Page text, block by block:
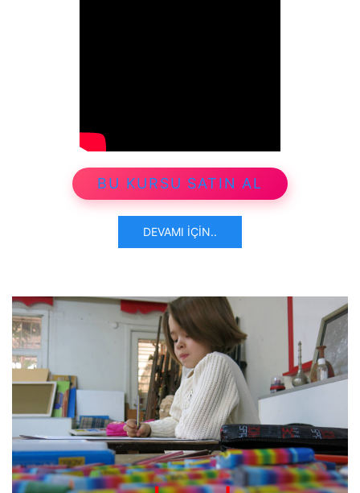
BU KURSU SATIN AL
DEVAMI İÇIN..